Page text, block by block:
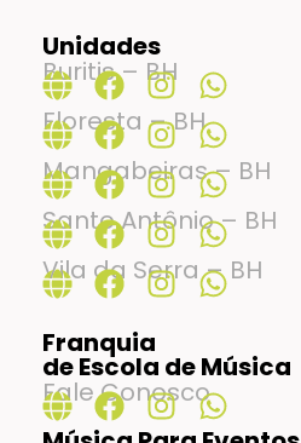
Unidades
Buritis – BH
Floresta – BH
Mangabeiras – BH
Santo Antônio – BH
Vila da Serra – BH
Franquia
de Escola de Música
Fale Conosco